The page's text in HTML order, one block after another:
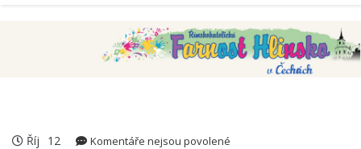
Říj 12 Komentáře nejsou povolené